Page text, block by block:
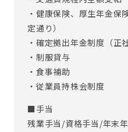
・健康保険、厚生年金保
定通り）
・確定拠出年金制度（正
・制服貸与
・食事補助
・従業員持株会制度
■手当
残業手当/資格手当/年末